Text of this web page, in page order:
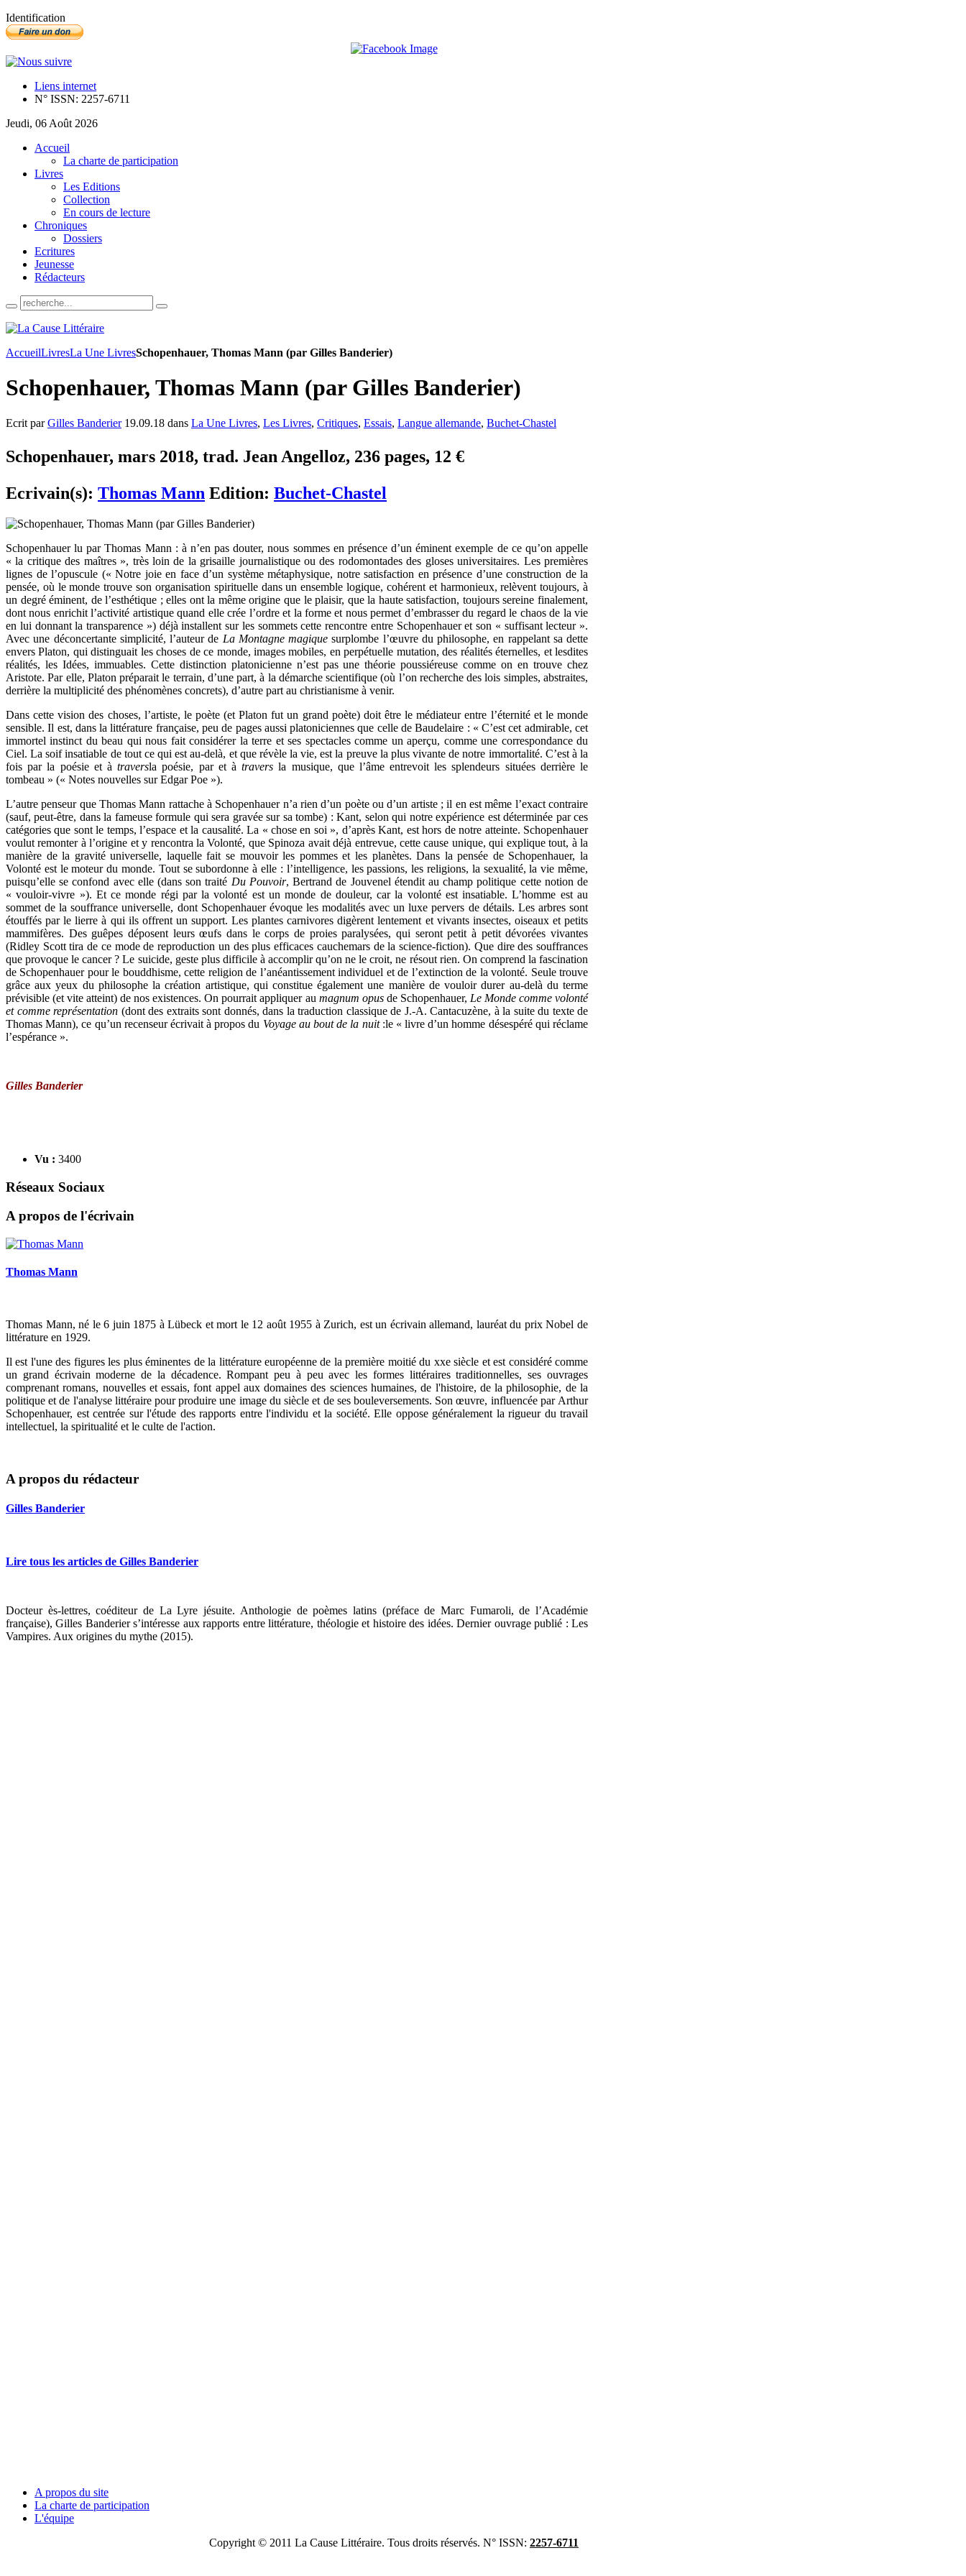
Identification
Liens internet
N° ISSN: 2257-6711
Jeudi, 06 Août 2026
Accueil
La charte de participation
Livres
Les Editions
Collection
En cours de lecture
Chroniques
Dossiers
Ecritures
Jeunesse
Rédacteurs
AccueilLivresLa Une LivresSchopenhauer, Thomas Mann (par Gilles Banderier)
Schopenhauer, Thomas Mann (par Gilles Banderier)
Ecrit parGilles Banderier19.09.18 dans La Une Livres, Les Livres, Critiques, Essais, Langue allemande, Buchet-Chastel
Schopenhauer, mars 2018, trad. Jean Angelloz, 236 pages, 12 €
Ecrivain(s): Thomas Mann Edition: Buchet-Chastel
Schopenhauer lu par Thomas Mann : à n’en pas douter, nous sommes en présence d’un éminent exemple de ce qu’on appelle
« la critique des maîtres », très loin de la grisaille journalistique ou des rodomontades des gloses universitaires. Les premières
lignes de l’opuscule (« Notre joie en face d’un système métaphysique, notre satisfaction en présence d’une construction de la
pensée, où le monde trouve son organisation spirituelle dans un ensemble logique, cohérent et harmonieux, relèvent toujours, à
un degré éminent, de l’esthétique ; elles ont la même origine que le plaisir, que la haute satisfaction, toujours sereine finalement,
dont nous enrichit l’activité artistique quand elle crée l’ordre et la forme et nous permet d’embrasser du regard le chaos de la vie
en lui donnant la transparence ») déjà installent sur les sommets cette rencontre entre Schopenhauer et son « suffisant lecteur ».
Avec une déconcertante simplicité, l’auteur de La Montagne magiquesurplombe l’œuvre du philosophe, en rappelant sa dette
envers Platon, qui distinguait les choses de ce monde, images mobiles, en perpétuelle mutation, des réalités éternelles, et lesdites
réalités, les Idées, immuables. Cette distinction platonicienne n’est pas une théorie poussiéreuse comme on en trouve chez
Aristote. Par elle, Platon préparait le terrain, d’une part, à la démarche scientifique (où l’on recherche des lois simples, abstraites,
derrière la multiplicité des phénomènes concrets), d’autre part au christianisme à venir.
Dans cette vision des choses, l’artiste, le poète (et Platon fut un grand poète) doit être le médiateur entre l’éternité et le monde
sensible.Il est, dans la littérature française, peu de pages aussi platoniciennes que celle de Baudelaire : « C’est cet admirable, cet
immortel instinct du beau qui nous fait considérer la terre et ses spectacles comme un aperçu, comme une correspondance du
Ciel. La soif insatiable de tout ce qui est au-delà, et que révèle la vie, est la preuve la plus vivante de notre immortalité. C’est à la
fois par la poésie et àtraversla poésie, par et àtraversla musique, que l’âme entrevoit les splendeurs situées derrière le
tombeau » (« Notes nouvelles sur Edgar Poe »).
L’autre penseur que Thomas Mann rattache à Schopenhauer n’a rien d’un poète ou d’un artiste ; il en est même l’exact contraire
(sauf, peut-être, dans la fameuse formule qui sera gravée sur sa tombe) : Kant, selon qui notre expérience est déterminée par ces
catégories que sont le temps, l’espace et la causalité. La « chose en soi », d’après Kant, est hors de notre atteinte. Schopenhauer
voulut remonter à l’origine et y rencontra la Volonté, que Spinoza avait déjà entrevue, cette cause unique, qui explique tout, à la
manière de la gravité universelle, laquelle fait se mouvoir les pommes et les planètes. Dans la pensée de Schopenhauer, la
Volonté est le moteur du monde. Tout se subordonne à elle : l’intelligence, les passions, les religions, la sexualité, la vie même,
puisqu’elle se confond avec elle (dans son traité Du Pouvoir, Bertrand de Jouvenel étendit au champ politique cette notion de
« vouloir-vivre »). Et ce monde régi par la volonté est un monde de douleur, car la volonté est insatiable. L’homme est au
sommet de la souffrance universelle, dont Schopenhauer évoque les modalités avec un luxe pervers de détails. Les arbres sont
étouffés par le lierre à qui ils offrent un support. Les plantes carnivores digèrent lentement et vivants insectes, oiseaux et petits
mammifères. Des guêpes déposent leurs œufs dans le corps de proies paralysées, qui seront petit à petit dévorées vivantes
(Ridley Scott tira de ce mode de reproduction un des plus efficaces cauchemars de la science-fiction). Que dire des souffrances
que provoque le cancer ? Le suicide, geste plus difficile à accomplir qu’on ne le croit, ne résout rien. On comprend la fascination
de Schopenhauer pour le bouddhisme, cette religion de l’anéantissement individuel et de l’extinction de la volonté. Seule trouve
grâce aux yeux du philosophe la création artistique, qui constitue également une manière de vouloir durer au-delà du terme
prévisible (et vite atteint) de nos existences. On pourrait appliquer au magnum opus de Schopenhauer, Le Monde comme volonté
et comme représentation (dont des extraits sont donnés, dans la traduction classique de J.-A. Cantacuzène, à la suite du texte de
Thomas Mann), ce qu’un recenseur écrivait à propos du Voyage au bout de la nuit :le « livre d’un homme désespéré qui réclame
l’espérance ».
Gilles Banderier
Vu : 3400
Réseaux Sociaux
A propos de l'écrivain
Thomas Mann
Thomas Mann, né le 6 juin 1875 à Lübeck et mort le 12 août 1955 à Zurich, est un écrivain allemand, lauréat du prix Nobel de
littérature en 1929.
Il est l'une des figures les plus éminentes de la littérature européenne de la première moitié du xxe siècle et est considéré comme
un grand écrivain moderne de la décadence. Rompant peu à peu avec les formes littéraires traditionnelles, ses ouvrages
comprenant romans, nouvelles et essais, font appel aux domaines des sciences humaines, de l'histoire, de la philosophie, de la
politique et de l'analyse littéraire pour produire une image du siècle et de ses bouleversements. Son œuvre, influencée par Arthur
Schopenhauer, est centrée sur l'étude des rapports entre l'individu et la société. Elle oppose généralement la rigueur du travail
intellectuel, la spiritualité et le culte de l'action.
A propos du rédacteur
Gilles Banderier
Lire tous les articles de Gilles Banderier
Docteur ès-lettres, coéditeur de La Lyre jésuite. Anthologie de poèmes latins (préface de Marc Fumaroli, de l’Académie
française), Gilles Banderier s’intéresse aux rapports entre littérature, théologie et histoire des idées. Dernier ouvrage publié : Les
Vampires. Aux origines du mythe (2015).
A propos du site
La charte de participation
L'équipe
Copyright © 2011 La Cause Littéraire. Tous droits réservés. N° ISSN: 2257-6711